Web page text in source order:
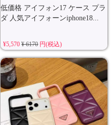
低価格 アイフォン17 ケース プラ
ダ 人気アイフォーンiphone18...
¥5,570¥ 6170円(税込)